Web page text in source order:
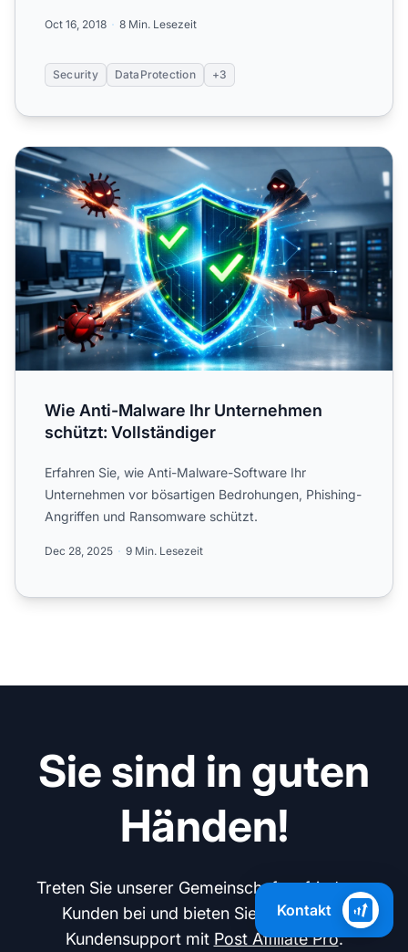
Oct 16, 2018 8 Min. Lesezeit
Security DataProtection +3
Wie Anti-Malware Ihr Unternehmen schützt: Vollständiger
Wie Anti-Malware Ihr Unternehmen
schützt: Vollständiger
Erfahren Sie, wie Anti-Malware-Software Ihr
Unternehmen vor bösartigen Bedrohungen, Phishing-
Angriffen und Ransomware schützt.
Dec 28, 2025 9 Min. Lesezeit
Sie sind in guten
Händen!
Treten Sie unserer Gemeinschaft zufriedener
Kunden bei und bieten Sie exzellenten
Kundensupport mit Post Affiliate Pro.
Kontakt